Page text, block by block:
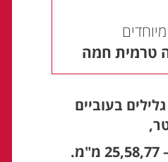
טרמית חמה
בעוביים